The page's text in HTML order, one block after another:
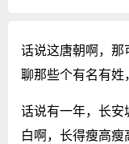
话说这唐朝啊，那
聊那些个有名有姓
话说有一年，长安
白啊，长得瘦高瘦